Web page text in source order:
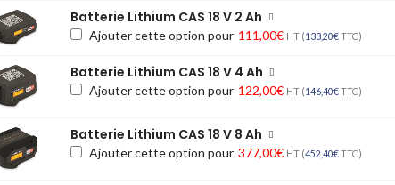
Batterie Lithium CAS 18 V 2 Ah
Ajouter cette option pour 111,00€ HT (133,20€TTC)
Batterie Lithium CAS 18 V 4 Ah
Ajouter cette option pour 122,00€ HT (146,40€TTC)
Batterie Lithium CAS 18 V 8 Ah
Ajouter cette option pour 377,00€ HT (452,40€TTC)